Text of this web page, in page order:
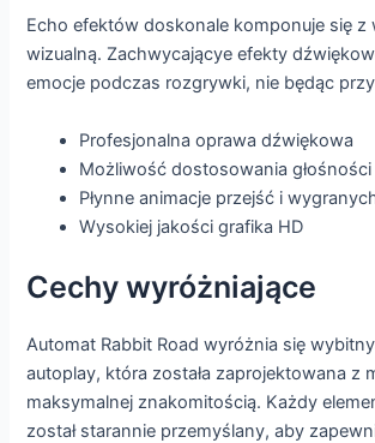
Echo efektów doskonale komponuje się z
wizualną. Zachwycającye efekty
emocje podczas rozgrywki, nie będąc
Profesjonalna oprawa dźwiękowa
Możliwość dostosowania
Płynne animacje przejść i
Wysokiej jakości grafika HD
Cechy wyróżniające
Automat Rabbit Road wyróżnia się
autoplay, która została zaprojektowana z
maksymalnej znakomitością. Każdy
został starannie przemyślany, aby